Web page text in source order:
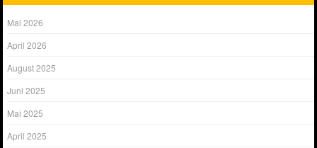
Mai 2026
April 2026
August 2025
Juni 2025
Mai 2025
April 2025